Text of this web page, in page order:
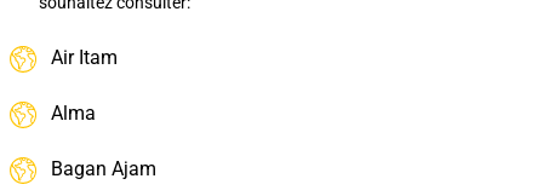
Air Itam
Alma
Bagan Ajam